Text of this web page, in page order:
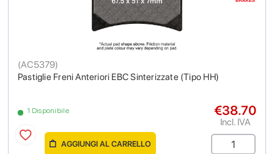
Pastiglie Freni Anteriori EBC Sinterizzate (Tipo HH)
(AC5379)
1 Disponibile €38.70
Incl. IVA
AGGIUNGI AL CARRELLO